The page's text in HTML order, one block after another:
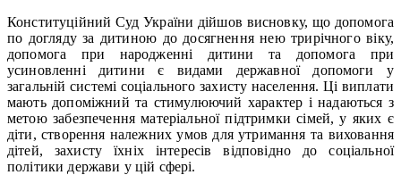
Конституційний Суд України дійшов висновку, що допомога
по догляду за дитиною до досягнення нею трирічного віку,
допомога при народженні дитини та допомога при
усиновленні дитини є видами державної допомоги у
загальній системі соціального захисту населення. Ці виплати
мають допоміжний та стимулюючий характер і надаються з
метою забезпечення матеріальної підтримки сімей, у яких є
діти, створення належних умов для утримання та виховання
дітей, захисту їхніх інтересів відповідно до соціальної
політики держави у цій сфері.